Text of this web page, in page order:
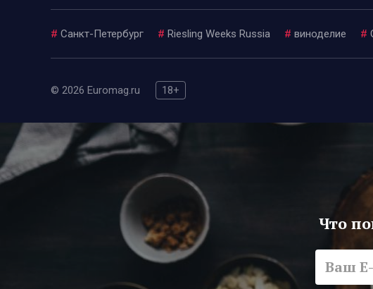
# Санкт-Петербург # Riesling Weeks Russia # виноделие #
© 2026 Euromag.ru 18+
Что